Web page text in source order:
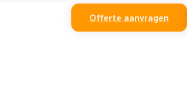
Offerte aanvragen